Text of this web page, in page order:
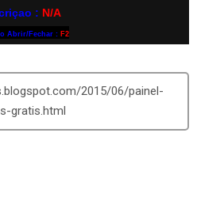
: N/A
Abrir/Fechar : F2
2015/06/painel-
gratis.html